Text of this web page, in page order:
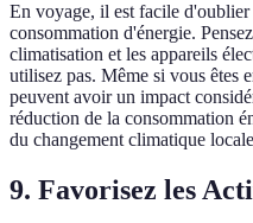
En voyage, il est facile d'oublier
consommation d'énergie.
climatisation et les appareils
utilisez pas. Même si vous êtes
peuvent avoir un impact
réduction de la consommation
du changement climatique
9. Favorisez les